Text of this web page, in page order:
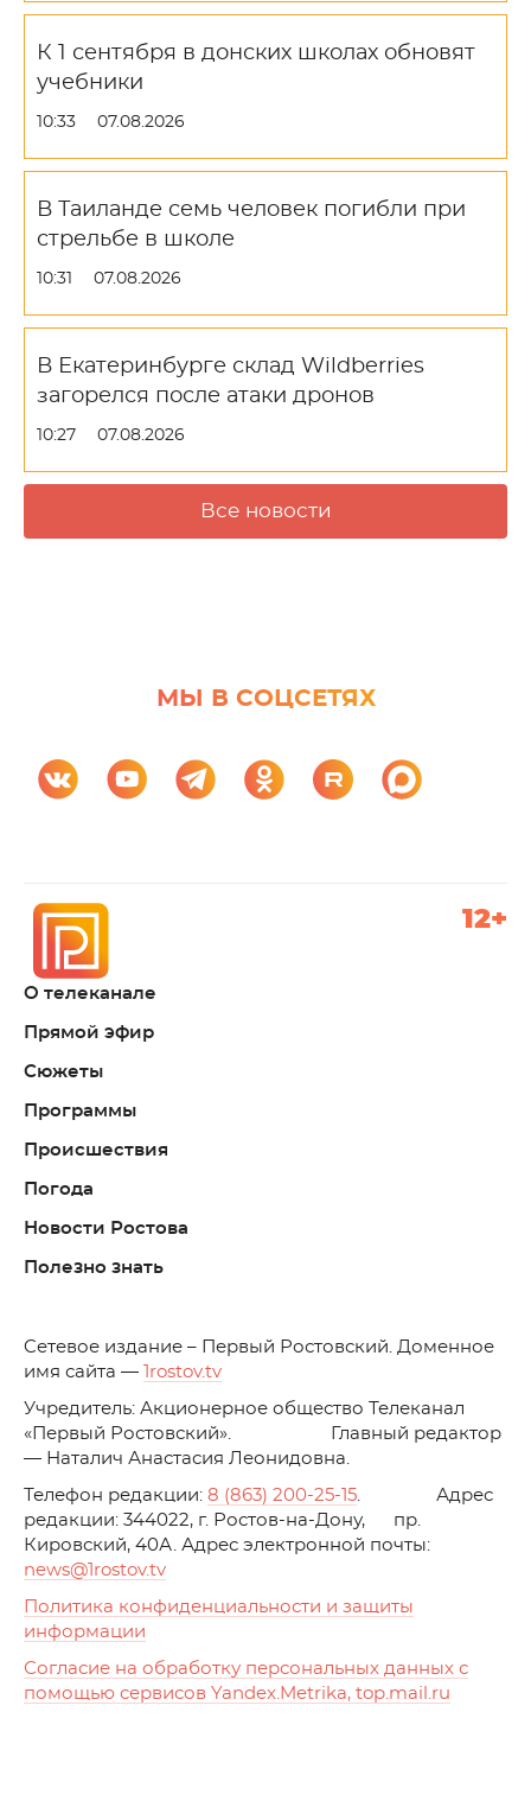
К 1 сентября в донских школах обновят
учебники
10:33 07.08.2026
В Таиланде семь человек погибли при
стрельбе в школе
10:31 07.08.2026
В Екатеринбурге склад Wildberries
загорелся после атаки дронов
10:27 07.08.2026
Все новости
МЫ В СОЦСЕТЯХ
О телеканале
Прямой эфир
Сюжеты
Программы
Происшествия
Погода
Новости Ростова
Полезно знать
12+
Cетевое издание – Первый Ростовский. Доменное
имя сайта —
1rostov.tv
Учредитель: Акционерное общество Телеканал
«Первый Ростовский». Главный редактор
— Наталич Анастасия Леонидовна.
Телефон редакции: 8 (863) 200-25-15. Адрес
редакции: 344022, г. Ростов-на-Дону, пр.
Кировский, 40А. Адрес электронной почты:
news@1rostov.tv
Политика конфиденциальности и защиты
информации
Согласие на обработку персональных данных с
помощью сервисов Yandex.Metrika, top.mail.ru